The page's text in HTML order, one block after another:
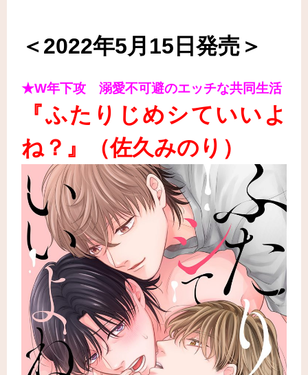
＜2022年5月15日発売＞
★W年下攻 溺愛不可避のエッチな共同生活
『ふたりじめシていいよ
ね？ 』（佐久みのり ）